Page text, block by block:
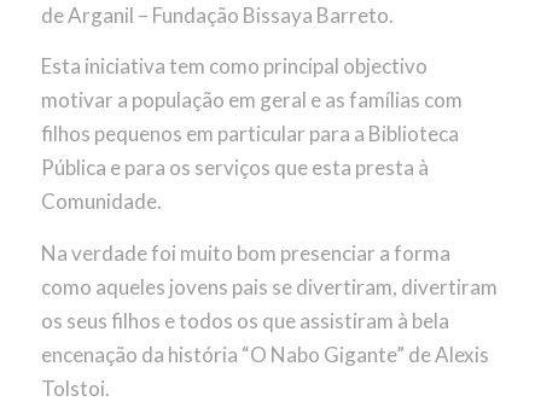
de Arganil – Fundação Bissaya Barreto.
Esta iniciativa tem como principal objectivo
motivar a população em geral e as famílias com
filhos pequenos em particular para a Biblioteca
Pública e para os serviços que esta presta à
Comunidade.
Na verdade foi muito bom presenciar a forma
como aqueles jovens pais se divertiram, divertiram
os seus filhos e todos os que assistiram à bela
encenação da história “O Nabo Gigante” de Alexis
Tolstoi.